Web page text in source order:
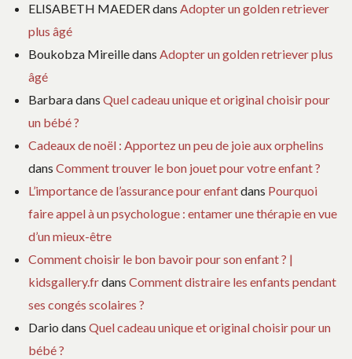
ELISABETH MAEDERdans Adopter un golden retriever
plus âgé
Boukobza Mireilledans Adopter un golden retriever plus
âgé
Barbaradans Quel cadeau unique et original choisir pour
un bébé ?
Cadeaux de noël : Apportez un peu de joie aux orphelins
dans Comment trouver le bon jouet pour votre enfant ?
L’importance de l’assurance pour enfantdans Pourquoi
faire appel à un psychologue : entamer une thérapie en vue
d’un mieux-être
Comment choisir le bon bavoir pour son enfant ? |
kidsgallery.frdans Comment distraire les enfants pendant
ses congés scolaires ?
Dario dans Quel cadeau unique et original choisir pour un
bébé ?